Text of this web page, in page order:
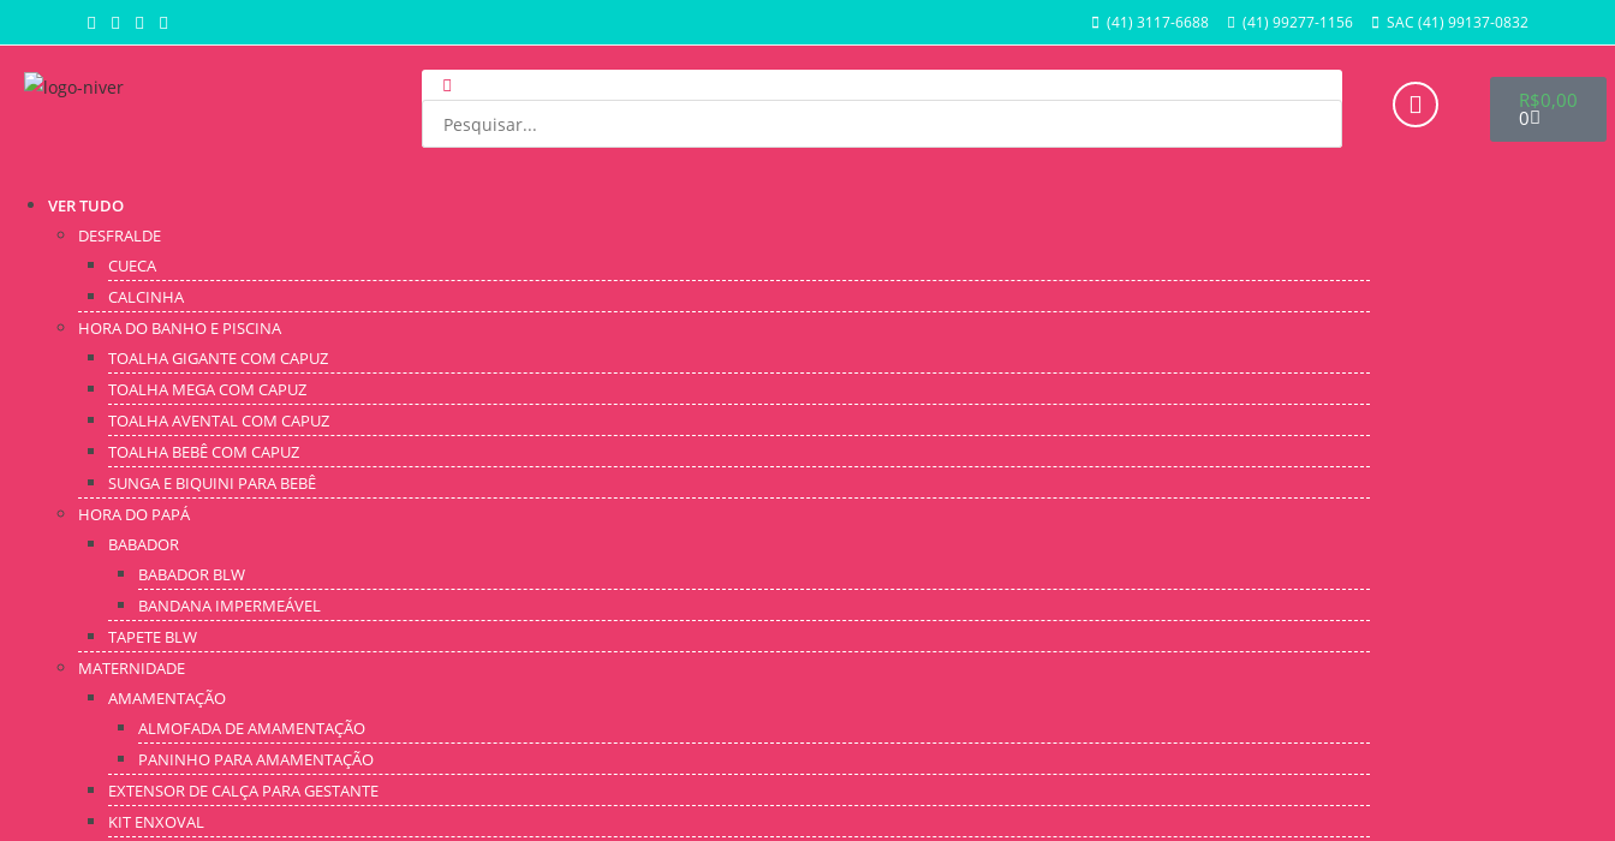
(41) 3117-6688 (41) 99277-1156 SAC (41) 99137-0832
R$0,00
0
VER TUDO
DESFRALDE
CUECA
CALCINHA
HORA DO BANHO E PISCINA
TOALHA GIGANTE COM CAPUZ
TOALHA MEGA COM CAPUZ
TOALHA AVENTAL COM CAPUZ
TOALHA BEBÊ COM CAPUZ
SUNGA E BIQUINI PARA BEBÊ
HORA DO PAPÁ
BABADOR
BABADOR BLW
BANDANA IMPERMEÁVEL
TAPETE BLW
MATERNIDADE
AMAMENTAÇÃO
ALMOFADA DE AMAMENTAÇÃO
PANINHO PARA AMAMENTAÇÃO
EXTENSOR DE CALÇA PARA GESTANTE
KIT ENXOVAL